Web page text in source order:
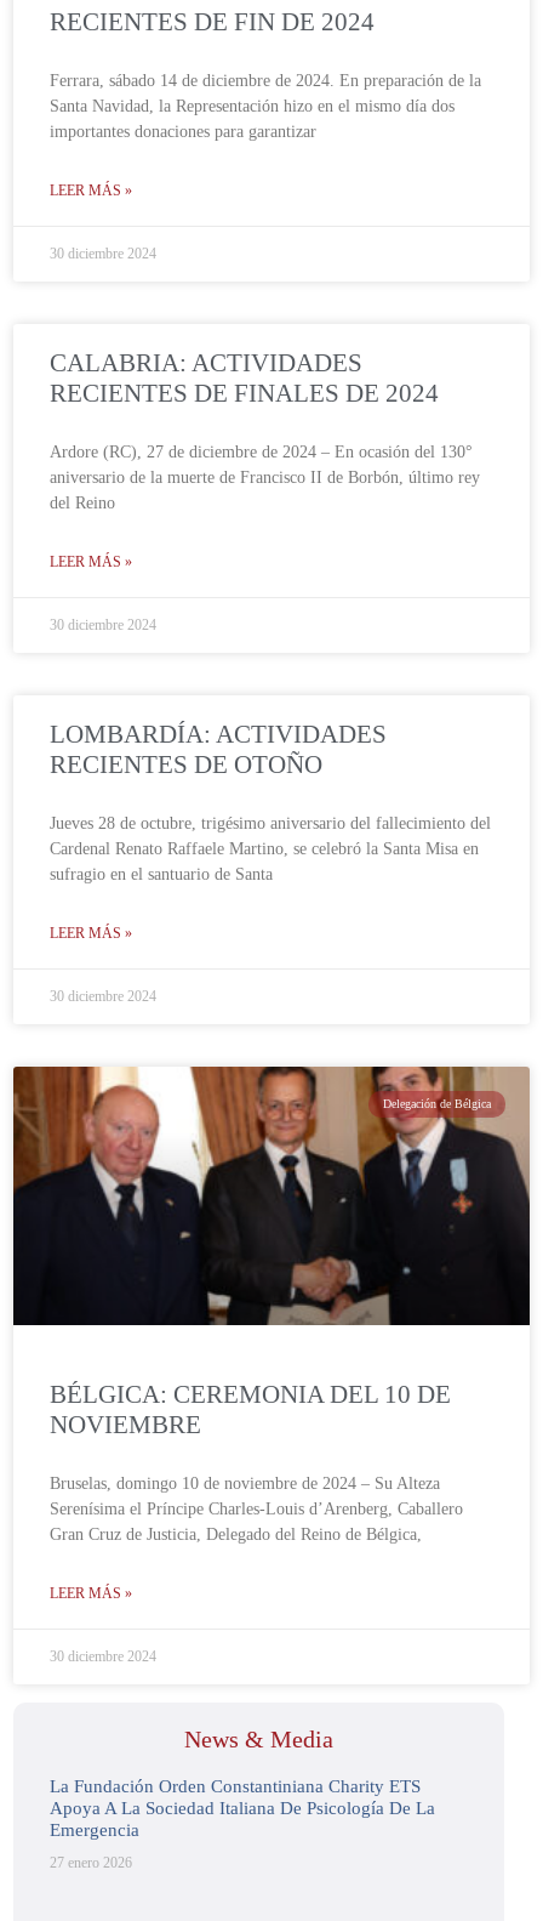
RECIENTES DE FIN DE 2024
Ferrara, sábado 14 de diciembre de 2024. En preparación de la
Santa Navidad, la Representación hizo en el mismo día dos
importantes donaciones para garantizar
LEER MÁS »
30 diciembre 2024
CALABRIA: ACTIVIDADES
RECIENTES DE FINALES DE 2024
Ardore (RC), 27 de diciembre de 2024 – En ocasión del 130°
aniversario de la muerte de Francisco II de Borbón, último rey
del Reino
LEER MÁS »
30 diciembre 2024
LOMBARDÍA: ACTIVIDADES
RECIENTES DE OTOÑO
Jueves 28 de octubre, trigésimo aniversario del fallecimiento del
Cardenal Renato Raffaele Martino, se celebró la Santa Misa en
sufragio en el santuario de Santa
LEER MÁS »
30 diciembre 2024
Delegación de Bélgica
BÉLGICA: CEREMONIA DEL 10 DE
NOVIEMBRE
Bruselas, domingo 10 de noviembre de 2024 – Su Alteza
Serenísima el Príncipe Charles-Louis d’Arenberg, Caballero
Gran Cruz de Justicia, Delegado del Reino de Bélgica,
LEER MÁS »
30 diciembre 2024
News & Media
La Fundación Orden Constantiniana Charity ETS
Apoya A La Sociedad Italiana De Psicología De La
Emergencia
27 enero 2026